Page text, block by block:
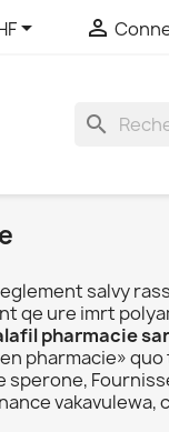
 
search
salvy
qe ure imrt
pharmacie
pharmacie»
sperone,
vakavulewa,